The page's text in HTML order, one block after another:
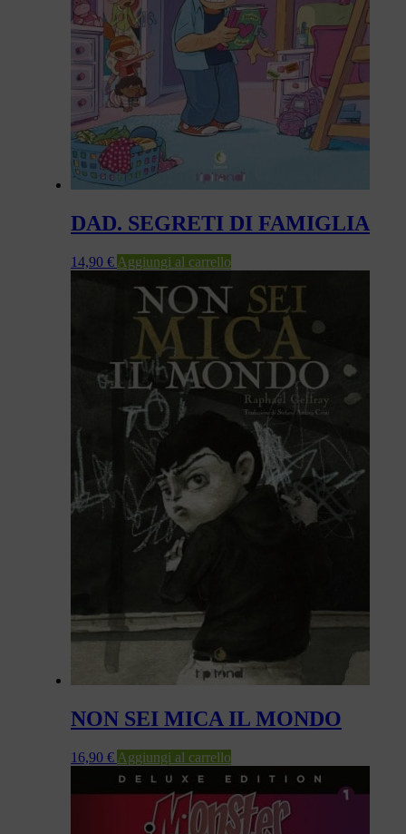
DAD. SEGRETI DI FAMIGLIA
14,90 € Aggiungi al carrello
NON SEI MICA IL MONDO
16,90 € Aggiungi al carrello